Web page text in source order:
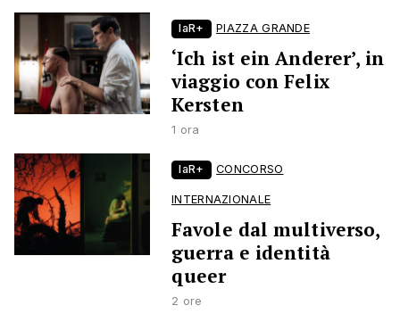
laR+ PIAZZA GRANDE
‘Ich ist ein Anderer’, in
viaggio con Felix
Kersten
1 ora
laR+ CONCORSO
INTERNAZIONALE
Favole dal multiverso,
guerra e identità
queer
2 ore